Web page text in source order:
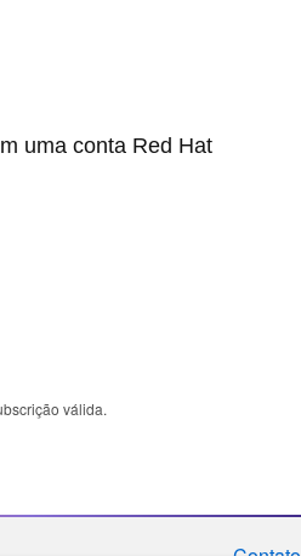
uma conta Red Hat
válida.